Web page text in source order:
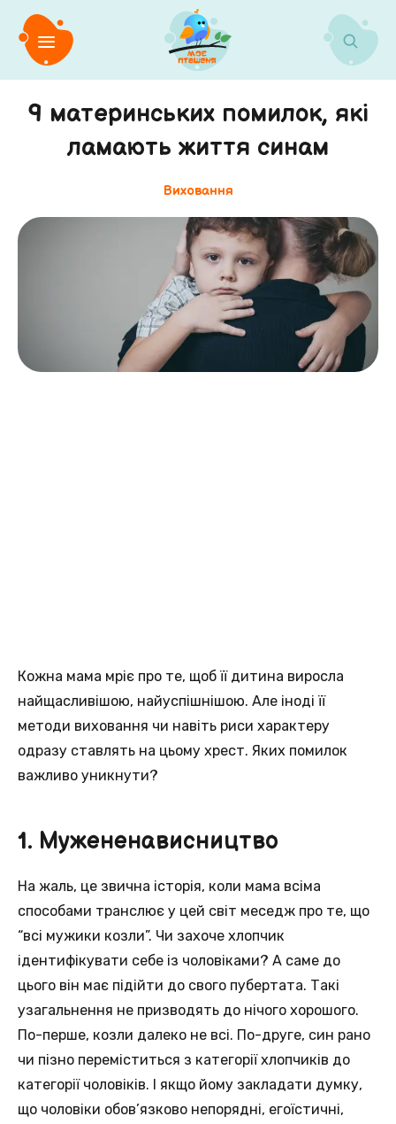
9 материнських помилок, які
ламають життя синам
Виховання
Кожна мама мріє про те, щоб її дитина виросла
найщасливішою, найуспішнішою. Але іноді її
методи виховання чи навіть риси характеру
одразу ставлять на цьому хрест. Яких помилок
важливо уникнути?
1. Мужененависництво
На жаль, це звична історія, коли мама всіма
способами транслює у цей світ меседж про те, що
“всі мужики козли”. Чи захоче хлопчик
ідентифікувати себе із чоловіками? А саме до
цього він має підійти до свого пубертата. Такі
узагальнення не призводять до нічого хорошого.
По-перше, козли далеко не всі. По-друге, син рано
чи пізно переміститься з категорії хлопчиків до
категорії чоловіків. І якщо йому закладати думку,
що чоловіки обов’язково непорядні, егоїстичні,